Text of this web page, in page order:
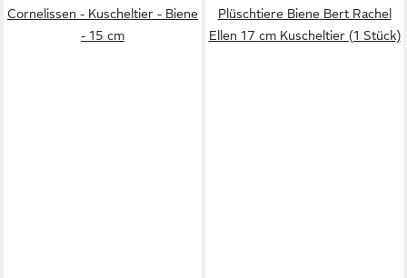
Cornelissen - Kuscheltier - Biene
- 15 cm
Plüschtiere Biene Bert Rachel
Ellen 17 cm Kuscheltier (1 Stück)